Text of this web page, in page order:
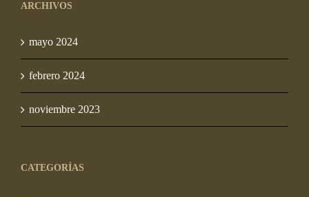
ARCHIVOS
mayo 2024
febrero 2024
noviembre 2023
CATEGORÍAS